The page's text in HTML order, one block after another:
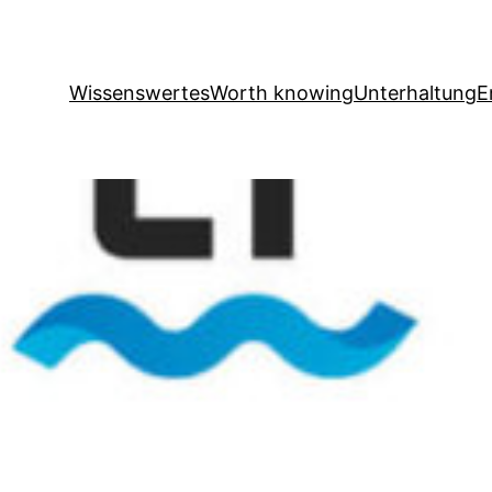
WissenswertesWorth knowingUnterhaltung